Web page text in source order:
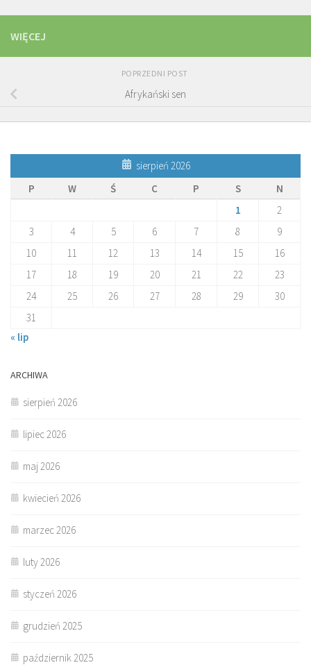
WIĘCEJ
POPRZEDNI POST
Afrykański sen
sierpień 2026
P
W Ś C P S
N
1
2
3
4 5 6 7 8
9
10
11 12 13 14 15
16
17
18 19 20 21 22
23
24
25 26 27 28 29
30
31
« lip
ARCHIWA
sierpień 2026
lipiec 2026
maj 2026
kwiecień 2026
marzec 2026
luty 2026
styczeń 2026
grudzień 2025
październik 2025